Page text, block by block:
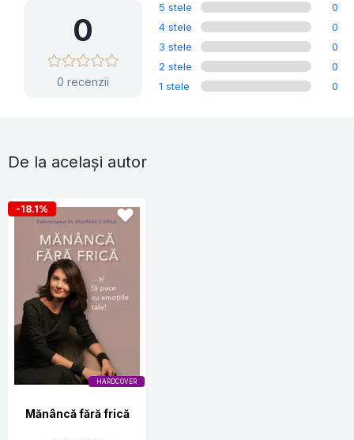
0
0 recenzii
5 stele
0
4 stele
0
3 stele
0
2 stele
0
1 stele
0
De la același autor
HARDCOVER
-18.1%
Mănâncă fără frică